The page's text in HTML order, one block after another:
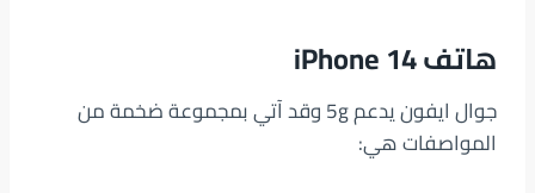
هاتف iPhone 14
جوال ايفون يدعم 5g وقد آتي بمجموعة ضخمة من
المواصفات هي: